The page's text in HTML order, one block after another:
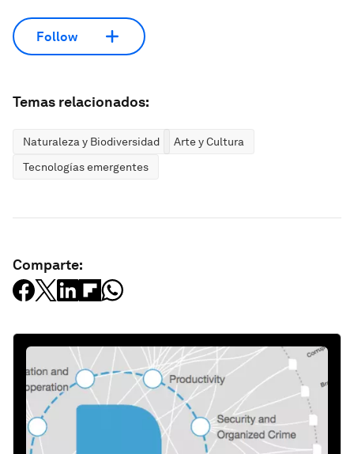
Follow
Temas relacionados:
Naturaleza y Biodiversidad
Arte y Cultura
Tecnologías emergentes
Comparte: